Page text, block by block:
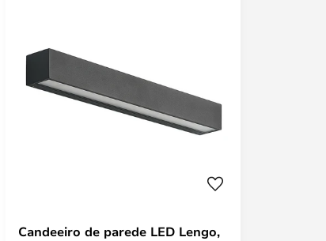
Candeeiro de parede LED Lengo,